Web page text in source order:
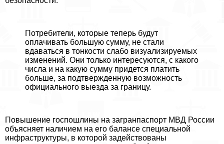
Потребители, которые теперь будут
оплачивать большую сумму, не стали
вдаваться в тонкости слабо визуализируемых
изменений. Они только интересуются, с какого
числа и на какую сумму придется платить
больше, за подтвержденную возможность
официального выезда за границу.
Повышение госпошлины на загранпаспорт МВД России
объясняет наличием на его балансе специальной
инфраструктуры, в которой задействованы